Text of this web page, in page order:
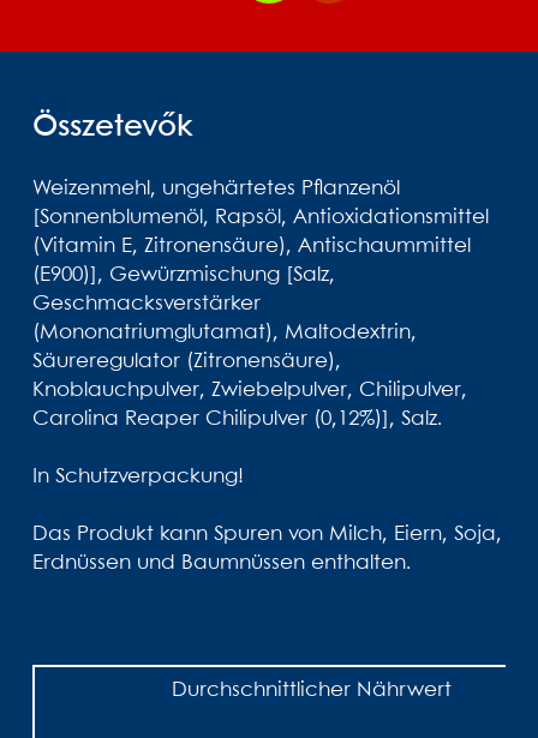
Összetevők
Weizenmehl, ungehärtetes Pflanzenöl
[Sonnenblumenöl, Rapsöl, Antioxidationsmittel
(Vitamin E, Zitronensäure), Antischaummittel
(E900)], Gewürzmischung [Salz,
Geschmacksverstärker
(Mononatriumglutamat), Maltodextrin,
Säureregulator (Zitronensäure),
Knoblauchpulver, Zwiebelpulver, Chilipulver,
Carolina Reaper Chilipulver (0,12%)], Salz.
In Schutzverpackung!
Das Produkt kann Spuren von Milch, Eiern, Soja,
Erdnüssen und Baumnüssen enthalten.
Durchschnittlicher Nährwert